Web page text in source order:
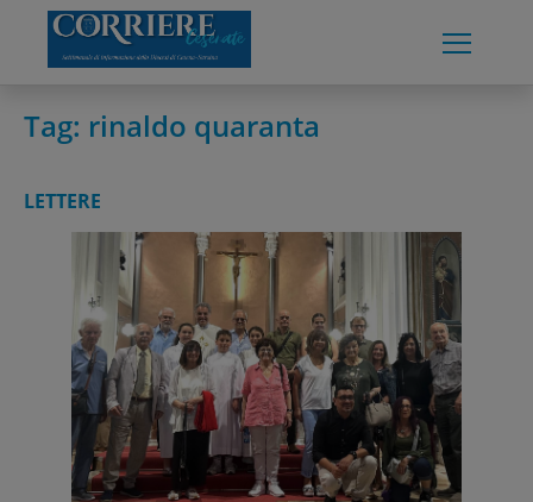
content
Tag: rinaldo quaranta
LETTERE